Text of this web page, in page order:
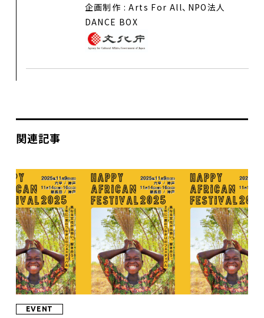
企画制作 : Arts For All、NPO法人
DANCE BOX
関連記事
EVENT